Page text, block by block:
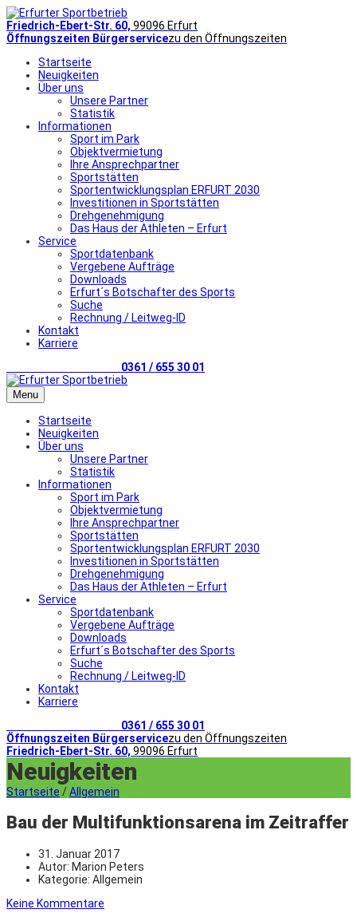
Friedrich-Ebert-Str. 60, 99096 Erfurt
Öffnungszeiten Bürgerservicezu den Öffnungszeiten
Startseite
Neuigkeiten
Über uns
Unsere Partner
Statistik
Informationen
Sport im Park
Objektvermietung
Ihre Ansprechpartner
Sportstätten
Sportentwicklungsplan ERFURT 2030
Investitionen in Sportstätten
Drehgenehmigung
Das Haus der Athleten – Erfurt
Service
Sportdatenbank
Vergebene Aufträge
Downloads
Erfurt´s Botschafter des Sports
Suche
Rechnung / Leitweg-ID
Kontakt
Karriere
0361 / 655 30 01
Menu
Startseite
Neuigkeiten
Über uns
Unsere Partner
Statistik
Informationen
Sport im Park
Objektvermietung
Ihre Ansprechpartner
Sportstätten
Sportentwicklungsplan ERFURT 2030
Investitionen in Sportstätten
Drehgenehmigung
Das Haus der Athleten – Erfurt
Service
Sportdatenbank
Vergebene Aufträge
Downloads
Erfurt´s Botschafter des Sports
Suche
Rechnung / Leitweg-ID
Kontakt
Karriere
0361 / 655 30 01
Öffnungszeiten Bürgerservicezu den Öffnungszeiten
Friedrich-Ebert-Str. 60, 99096 Erfurt
Neuigkeiten
Startseite /Allgemein
Bau der Multifunktionsarena im Zeitraffer
31. Januar 2017
Autor: Marion Peters
Kategorie: Allgemein
Keine Kommentare